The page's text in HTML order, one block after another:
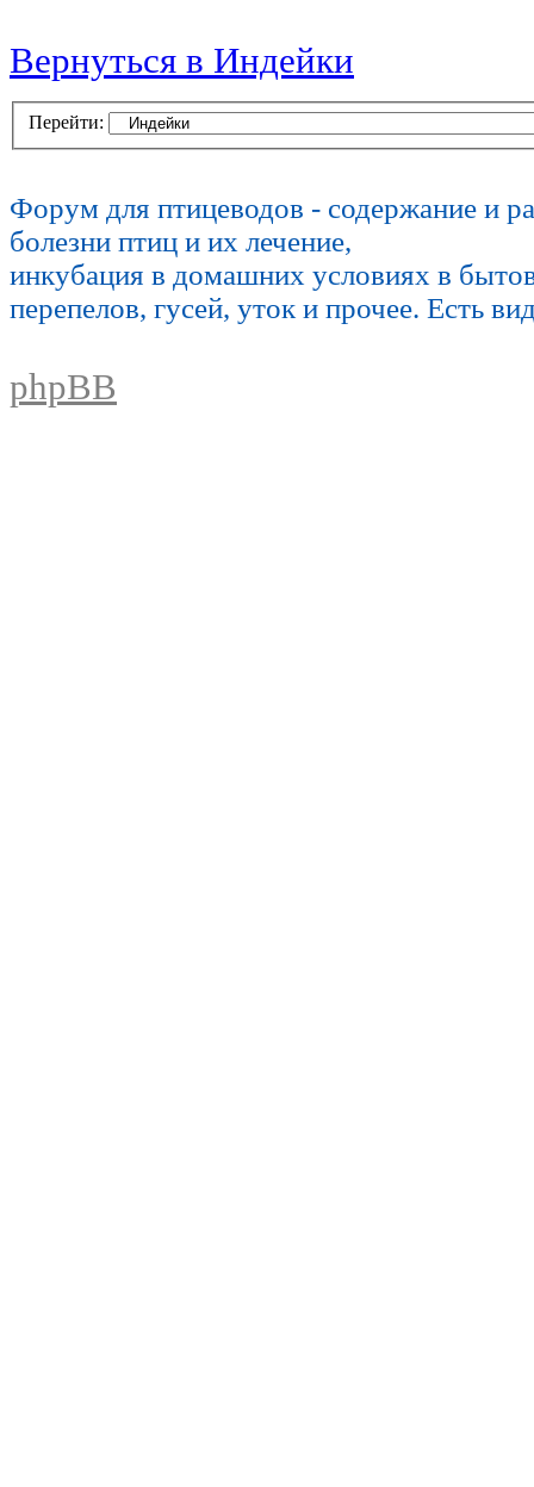
Вернуться в Индейки
Перейти:
Форум для птицеводов - содержание и
болезни птиц и их лечение,
инкубация в домашних условиях в
перепелов, гусей, уток и прочее. Есть
phpBB